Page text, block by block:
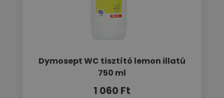
Dymosept WC tisztító lemon illatú
750 ml
1 060 Ft